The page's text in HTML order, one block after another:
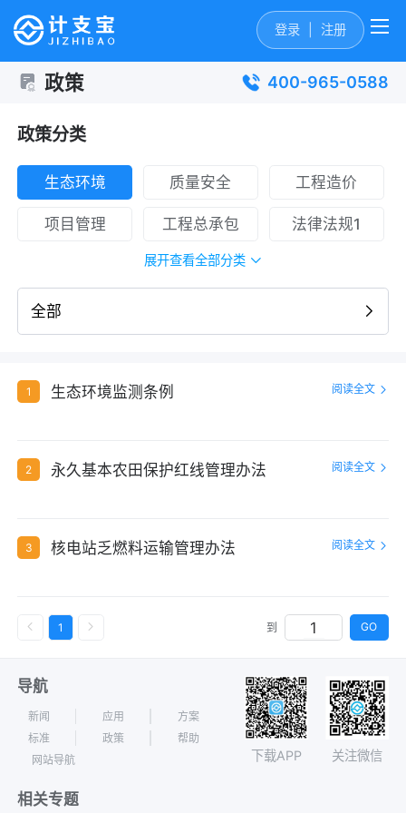
登录 注册
政策 400-965-0588
政策分类
生态环境 质量安全 工程造价
项目管理 工程总承包 法律法规1
展开查看全部分类
全部
1 生态环境监测条例 阅读全文
2 永久基本农田保护红线管理办法 阅读全文
3 核电站乏燃料运输管理办法 阅读全文
1 到 GO
导航
新闻 应用
方案
标准
政策
帮助
网站导航
下载APP 关注微信
相关专题